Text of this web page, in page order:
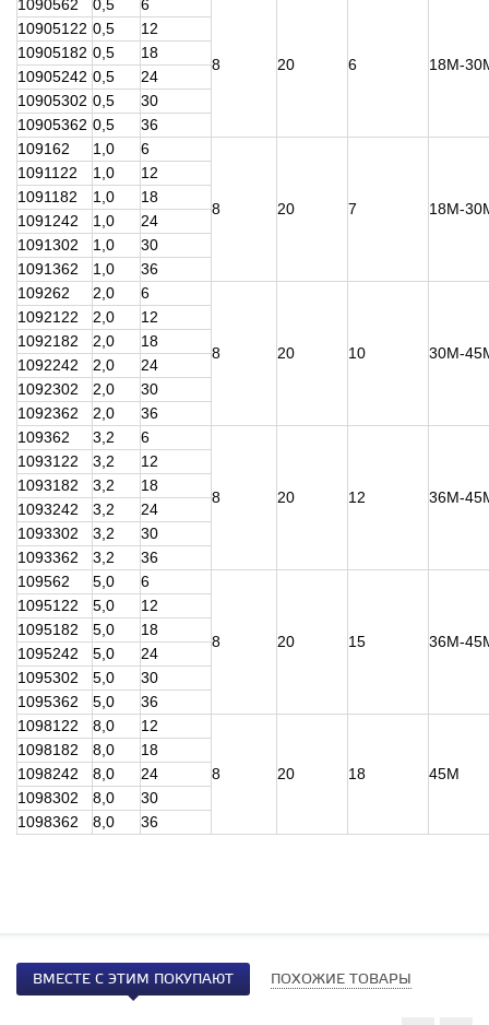
1090562 0,5 6
8 20 6 18М-
10905122 0,5
12
10905182 0,5
18
10905242 0,5
24
10905302 0,5
30
10905362 0,5
36
109162
1,0 6
8 20 7 18М-
1091122 1,0
12
1091182
1,0
18
1091242
1,0
24
1091302
1,0
30
1091362
1,0
36
109262
2,0 6
8 20 10 30М-
1092122 2,0
12
1092182
2,0
18
1092242
2,0
24
1092302
2,0
30
1092362
2,0
36
109362
3,2 6
8 20 12 36М-
1093122 3,2
12
1093182
3,2
18
1093242
3,2
24
1093302
3,2
30
1093362
3,2
36
109562
5,0 6
8 20 15 36М-
1095122 5,0
12
1095182
5,0
18
1095242
5,0
24
1095302
5,0
30
1095362
5,0
36
1098122
8,0 12
8 20 18 45М
1098182 8,0
18
1098242
8,0
24
1098302
8,0
30
1098362
8,0 36
ВМЕСТЕ С ЭТИМ ПОКУПАЮТ ПОХОЖИЕ ТОВАРЫ